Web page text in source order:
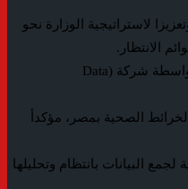
لاستراتيجية الوزارة نحو
وأضاف «عبدالغفار» إلى أن البروتوكول يهدف إلى تقديم الدعم اللازم لتحديث النظام المميكن للقساطر القلبية، ضمن المبادرة الرئاسية لإنهاء قوائم الانتظار «نظام القساطر المميكن» بواسطة شركة (Data
الصحية بمصر، مؤكدأ
البيانات بانتظام وتحليلها